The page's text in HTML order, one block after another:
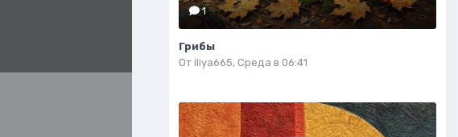
1
Грибы
От iliya665, Среда в 06:41